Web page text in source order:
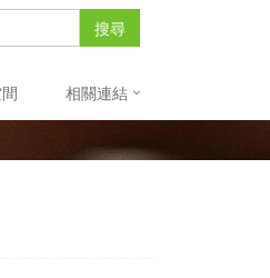
搜尋
相關連結